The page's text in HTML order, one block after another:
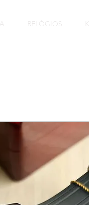
RELÓGIOS